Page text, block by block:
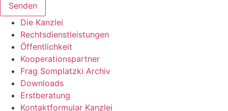
Senden
Die Kanzlei
Rechtsdienstleistungen
Öffentlichkeit
Kooperationspartner
Frag Somplatzki Archiv
Downloads
Erstberatung
Kontaktformular Kanzlei